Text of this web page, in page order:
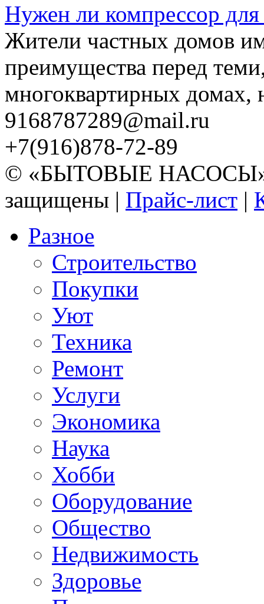
Нужен ли компрессор для
Жители частных домов
преимущества перед
многоквартирных домах,
9168787289@mail.ru
+7(916)878-72-89
© «БЫТОВЫЕ НАСОСЫ»
защищены | Прайс-лист |
Разное
Строительство
Покупки
Уют
Техника
Ремонт
Услуги
Экономика
Наука
Хобби
Оборудование
Общество
Недвижимость
Здоровье